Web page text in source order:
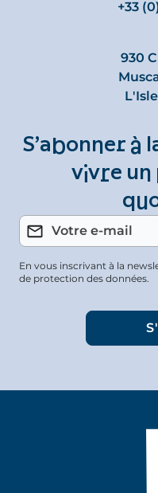
+33
930
S’abonner à
vivre un
En vous inscrivant à la
de protection des données.